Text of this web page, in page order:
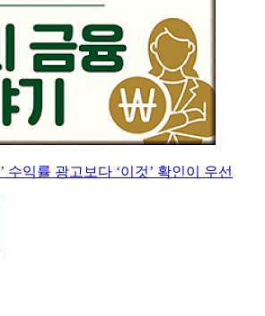
수익률 광고보다 ‘이것’ 확인이 우선